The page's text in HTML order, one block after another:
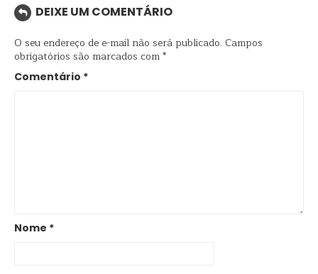
DEIXE UM COMENTÁRIO
O seu endereço de e-mail não será publicado. Campos
obrigatórios são marcados com*
Comentário *
Nome *